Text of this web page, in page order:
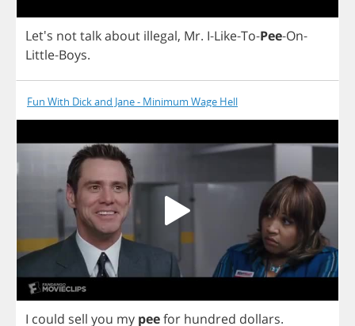
Let's nottalkabout illegal, Mr. I-Like-To-Pee-On-
Little-Boys.
Fun With Dick and Jane - Minimum Wage Hell
I could sell you my peefor hundred dollars.